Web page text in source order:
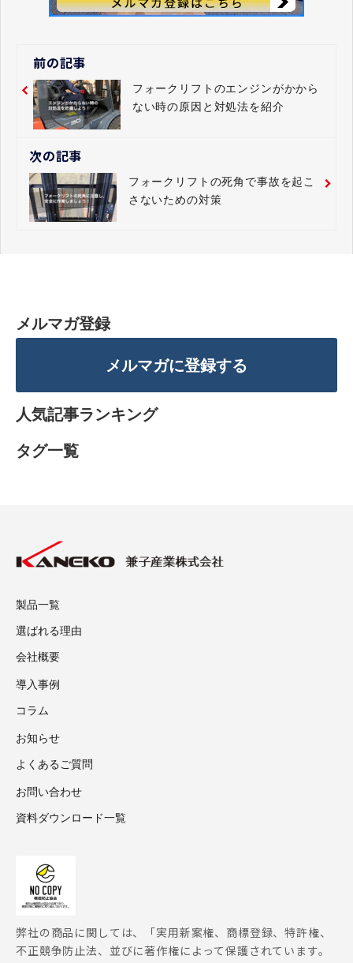
前の記事
フォークリフトのエンジンがかから
ない時の原因と対処法を紹介
次の記事
フォークリフトの死角で事故を起こ
さないための対策
メルマガ登録
メルマガに登録する
人気記事ランキング
タグ一覧
製品一覧
選ばれる理由
会社概要
導入事例
コラム
お知らせ
よくあるご質問
お問い合わせ
資料ダウンロード一覧
弊社の商品に関しては、「実用新案権、商標登録、特許権、
不正競争防止法、並びに著作権によって保護されています。